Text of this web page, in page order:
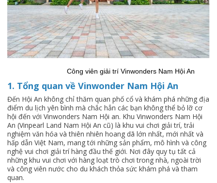
Công viên giải trí Vinwonders Nam Hội An
1. Tổng quan về Vinwonder Nam Hội An
Đến Hội An không chỉ thăm quan phố cổ và khám phá những địa
điểm du lịch yên bình mà chắc hẳn các bạn không thể bỏ lỡ cơ
hội đến với Vinwonders Nam Hội an. Khu Vinwonders Nam Hội
An (Vinpearl Land Nam Hội An cũ) là khu vui chơi giải trí, trải
nghiệm văn hóa và thiên nhiên hoang dã lớn nhất, mới nhất và
hấp dẫn Việt Nam, mang tới những sản phẩm, mô hình và công
nghệ vui chơi giải trí hàng đầu thế giới. Nơi đây quy tụ tất cả
những khu vui chơi với hàng loạt trò chơi trong nhà, ngoài trời
và công viên nước cho du khách thỏa sức khám phá và tham
quan.